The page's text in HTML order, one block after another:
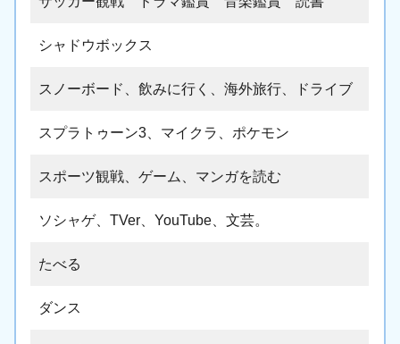
シャドウボックス
スノーボード、飲みに行く、海外旅行、ドライブ
スプラトゥーン3、マイクラ、ポケモン
スポーツ観戦、ゲーム、マンガを読む
ソシャゲ、TVer、YouTube、文芸。
たべる
ダンス